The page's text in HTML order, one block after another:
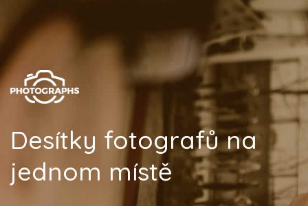
Desítky fotografů na
jednom místě